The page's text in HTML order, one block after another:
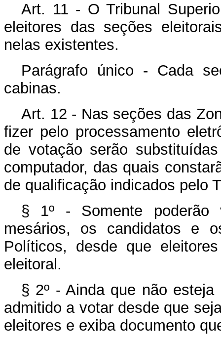
Art. 11 - O Tribunal
eleitores das seções
nelas existentes.
Parágrafo único - Cada
cabinas.
Art. 12 - Nas seções das
fizer pelo processamento
de votação serão
computador, das quais
de qualificação indicados pelo
§ 1º - Somente
mesários, os candidatos e
Políticos, desde que
eleitoral.
§ 2º - Ainda que não
admitido a votar desde que
eleitores e exiba documento